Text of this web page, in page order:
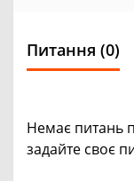
Питання (0)
Немає питань
задайте своє